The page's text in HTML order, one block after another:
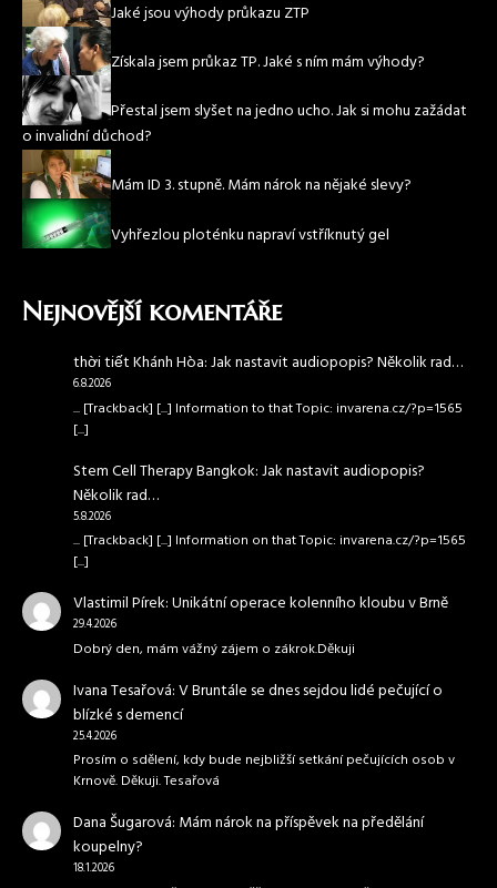
Jaké jsou výhody průkazu ZTP
Získala jsem průkaz TP. Jaké s ním mám výhody?
Přestal jsem slyšet na jedno ucho. Jak si mohu zažádat
o invalidní důchod?
Mám ID 3. stupně. Mám nárok na nějaké slevy?
Vyhřezlou ploténku napraví vstříknutý gel
Nejnovější komentáře
thời tiết Khánh Hòa:Jak nastavit audiopopis? Několik rad…
6.8.2026
... [Trackback] [...] Information to that Topic: invarena.cz/?p=1565
[...]
Stem Cell Therapy Bangkok:Jak nastavit audiopopis?
Několik rad…
5.8.2026
... [Trackback] [...] Information on that Topic: invarena.cz/?p=1565
[...]
Vlastimil Pírek:Unikátní operace kolenního kloubu v Brně
29.4.2026
Dobrý den, mám vážný zájem o zákrok.Děkuji
Ivana Tesařová:V Bruntále se dnes sejdou lidé pečující o
blízké s demencí
25.4.2026
Prosím o sdělení, kdy bude nejbližší setkání pečujících osob v
Krnově. Děkuji. Tesařová
Dana Šugarová: Mám nárok na příspěvek na předělání
koupelny?
18.1.2026